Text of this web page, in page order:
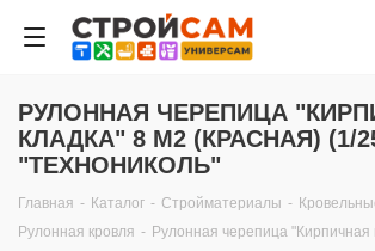
РУЛОННАЯ ЧЕРЕПИЦА
КЛАДКА" 8 М2 (КРАСНАЯ) (1/
"ТЕХНОНИКОЛЬ"
Главная - Каталог - Стройматериалы -
Рулонная кровля - Рулонная черепица "Кирпичная